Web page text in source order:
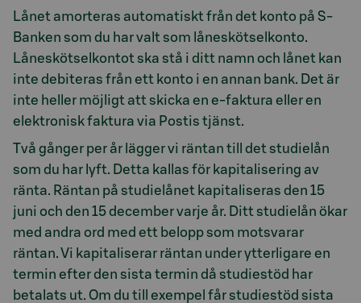
Lånet amorteras automatiskt från det konto på S-
Banken som du har valt som låneskötselkonto.
Låneskötselkontot ska stå i ditt namn och lånet kan
inte debiteras från ett konto i en annan bank. Det är
inte heller möjligt att skicka en e-faktura eller en
elektronisk faktura via Postis tjänst.
Två gånger per år lägger vi räntan till det studielån
som du har lyft. Detta kallas för kapitalisering av
ränta. Räntan på studielånet kapitaliseras den 15
juni och den 15 december varje år. Ditt studielån ökar
med andra ord med ett belopp som motsvarar
räntan. Vi kapitaliserar räntan under ytterligare en
termin efter den sista termin då studiestöd har
betalats ut. Om du till exempel får studiestöd sista